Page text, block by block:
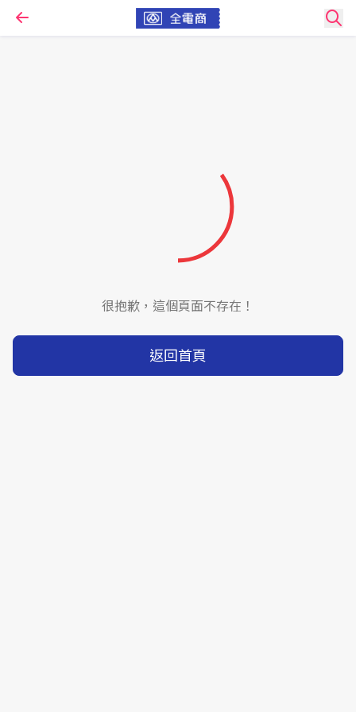
很抱歉，這個頁面不存在！
返回首頁